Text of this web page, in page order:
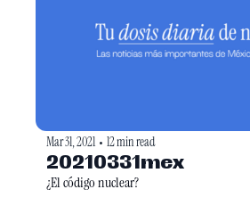
Mar 31, 2021 • 12 min read
20210331mex